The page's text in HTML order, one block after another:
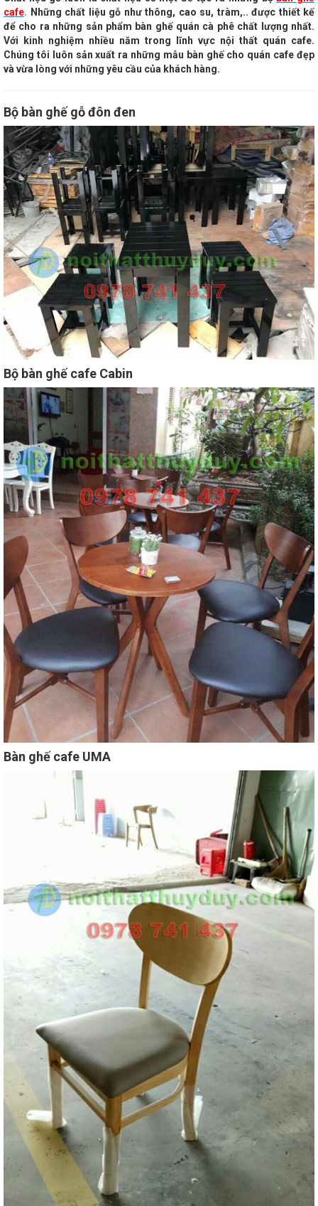
cafe. Những chất liệu gỗ như thông, cao su, tràm,.. được thiết kế
để cho ra những sản phẩm bàn ghế quán cà phê chất lượng nhất.
Với kinh nghiệm nhiều năm trong lĩnh vực nội thất quán cafe.
Chúng tôi luôn sản xuất ra những mẫu bàn ghế cho quán cafe đẹp
và vừa lòng với những yêu cầu của khách hàng.
Bộ bàn ghế gỗ đôn đen
Bộ bàn ghế cafe Cabin
Bàn ghế cafe UMA